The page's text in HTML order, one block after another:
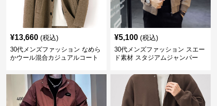
¥13,660 (税込)
30代メンズファッション なめら
かウール混合カジュアルコート
¥5,100 (税込)
30代メンズファッション スエー
ド素材 スタジアムジャンパー